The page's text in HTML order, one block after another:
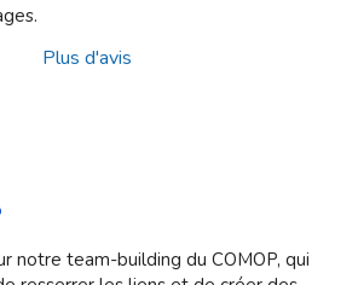
Plus d'avis
notre team-building du COMOP, qui